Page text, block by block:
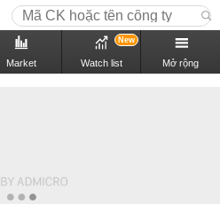
Market Watch list
New
Mở rộng